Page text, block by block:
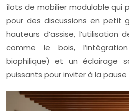
îlots de mobilier modulable qui
pour des discussions en petit
hauteurs d’assise, l’utilisation
comme le bois,
biophilique) et un éclairage
puissants pour inviter à la